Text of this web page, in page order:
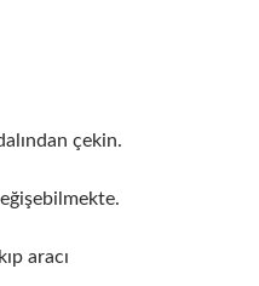
çekin.
aracı